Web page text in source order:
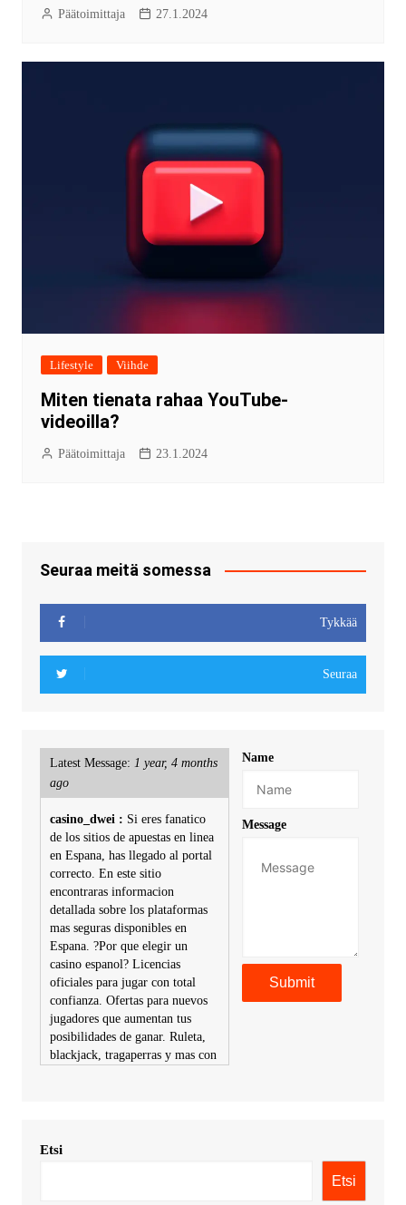
Päätoimittaja 27.1.2024
Lifestyle Viihde
Miten tienata rahaa YouTube-
videoilla?
Päätoimittaja 23.1.2024
Seuraa meitä somessa
Tykkää
Seuraa
Latest Message: 1 year, 4 months
ago
casino_dwei : Si eres fanatico
de los sitios de apuestas en linea
en Espana, has llegado al portal
correcto. En este sitio
encontraras informacion
detallada sobre los plataformas
mas seguras disponibles en
Espana. ?Por que elegir un
casino espanol? Licencias
oficiales para jugar con total
confianza. Ofertas para nuevos
jugadores que aumentan tus
posibilidades de ganar. Ruleta,
blackjack, tragaperras y mas con
KimonicRisse :
Name
Message
Etsi
Etsi